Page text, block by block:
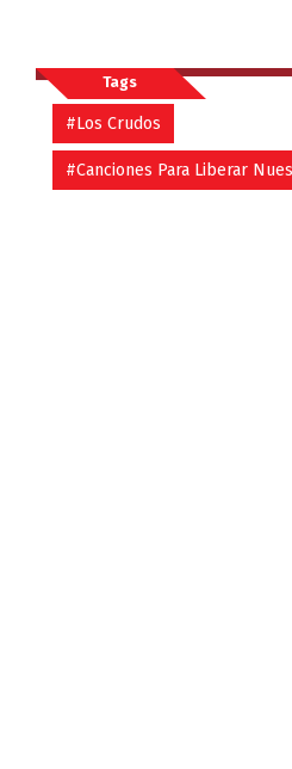
Tags
#Los Crudos
#Canciones Para Liberar